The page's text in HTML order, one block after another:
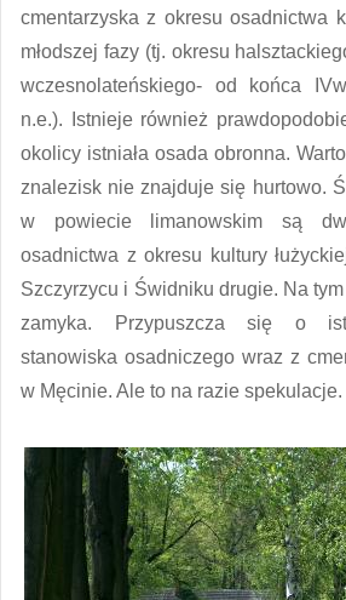
cmentarzyska z okresu osadnictwa
młodszej fazy (tj. okresu
wczesnolateńskiego- od końca
n.e.). Istnieje również
okolicy istniała osada obronna.
znalezisk nie znajduje się hurtowo.
w powiecie limanowskim są
osadnictwa z okresu kultury
Szczyrzycu i Świdniku drugie. Na
zamyka. Przypuszcza się o
stanowiska osadniczego wraz z
w Męcinie. Ale to na razie spekulacje.